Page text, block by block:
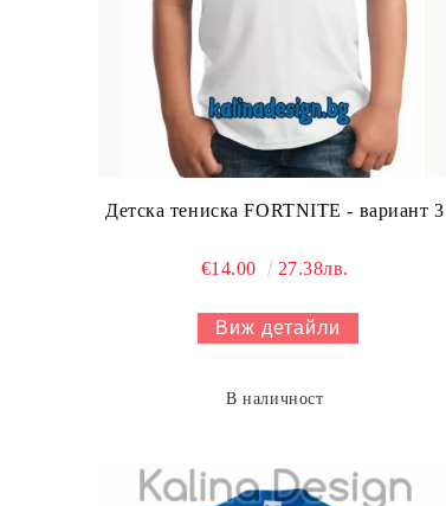
Детска тениска FORTNITE - вариант 3
€14.00 27.38лв.
Виж детайли
В наличност